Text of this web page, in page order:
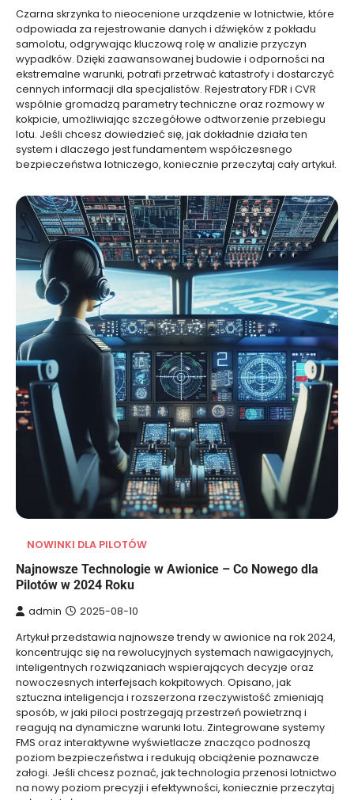
Czarna skrzynka to nieocenione urządzenie w lotnictwie, które
odpowiada za rejestrowanie danych i dźwięków z pokładu
samolotu, odgrywając kluczową rolę w analizie przyczyn
wypadków. Dzięki zaawansowanej budowie i odporności na
ekstremalne warunki, potrafi przetrwać katastrofy i dostarczyć
cennych informacji dla specjalistów. Rejestratory FDR i CVR
wspólnie gromadzą parametry techniczne oraz rozmowy w
kokpicie, umożliwiając szczegółowe odtworzenie przebiegu
lotu. Jeśli chcesz dowiedzieć się, jak dokładnie działa ten
system i dlaczego jest fundamentem współczesnego
bezpieczeństwa lotniczego, koniecznie przeczytaj cały artykuł.
NOWINKI DLA PILOTÓW
Najnowsze Technologie w Awionice – Co Nowego dla
Pilotów w 2024 Roku
admin 2025-08-10
Artykuł przedstawia najnowsze trendy w awionice na rok 2024,
koncentrując się na rewolucyjnych systemach nawigacyjnych,
inteligentnych rozwiązaniach wspierających decyzje oraz
nowoczesnych interfejsach kokpitowych. Opisano, jak
sztuczna inteligencja i rozszerzona rzeczywistość zmieniają
sposób, w jaki piloci postrzegają przestrzeń powietrzną i
reagują na dynamiczne warunki lotu. Zintegrowane systemy
FMS oraz interaktywne wyświetlacze znacząco podnoszą
poziom bezpieczeństwa i redukują obciążenie poznawcze
załogi. Jeśli chcesz poznać, jak technologia przenosi lotnictwo
na nowy poziom precyzji i efektywności, koniecznie przeczytaj